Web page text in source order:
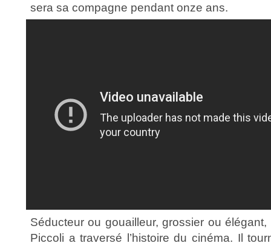
sera sa compagne pendant onze ans.
Séducteur ou gouailleur, grossier ou
Piccoli a traversé l’histoire du cinéma. Il